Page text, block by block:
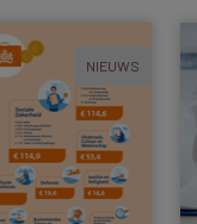
NIEUWS